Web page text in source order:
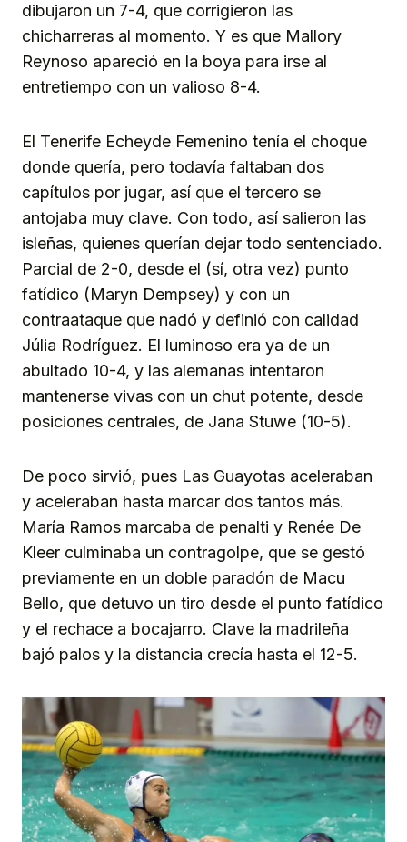
dibujaron un 7-4, que corrigieron las
chicharreras al momento. Y es que Mallory
Reynoso apareció en la boya para irse al
entretiempo con un valioso 8-4.
El Tenerife Echeyde Femenino tenía el choque
donde quería, pero todavía faltaban dos
capítulos por jugar, así que el tercero se
antojaba muy clave. Con todo, así salieron las
isleñas, quienes querían dejar todo sentenciado.
Parcial de 2-0, desde el (sí, otra vez) punto
fatídico (Maryn Dempsey) y con un
contraataque que nadó y definió con calidad
Júlia Rodríguez. El luminoso era ya de un
abultado 10-4, y las alemanas intentaron
mantenerse vivas con un chut potente, desde
posiciones centrales, de Jana Stuwe (10-5).
De poco sirvió, pues Las Guayotas aceleraban
y aceleraban hasta marcar dos tantos más.
María Ramos marcaba de penalti y Renée De
Kleer culminaba un contragolpe, que se gestó
previamente en un doble paradón de Macu
Bello, que detuvo un tiro desde el punto fatídico
y el rechace a bocajarro. Clave la madrileña
bajó palos y la distancia crecía hasta el 12-5.